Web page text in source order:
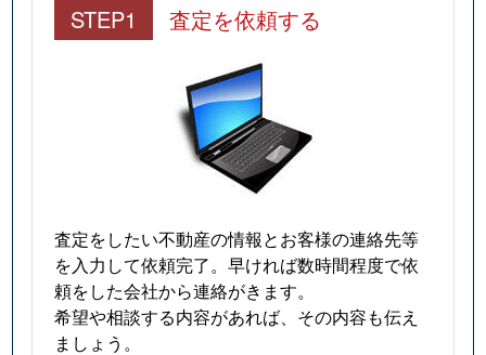
STEP1 査定を依頼する
査定をしたい不動産の情報とお客様の連絡先等
を入力して依頼完了。早ければ数時間程度で依
頼をした会社から連絡がきます。
希望や相談する内容があれば、その内容も伝え
ましょう。